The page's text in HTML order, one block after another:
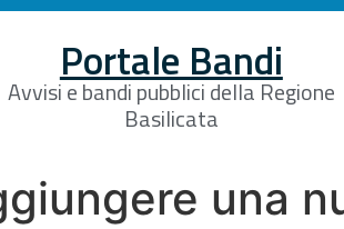
Portale Bandi
Avvisi e bandi pubblici della Regione
Basilicata
una